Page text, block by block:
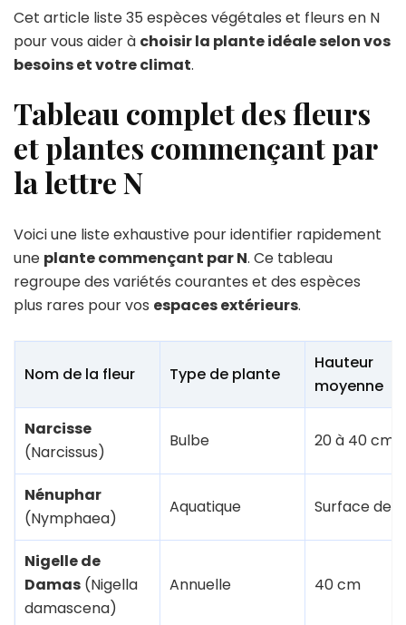
Cet article liste 35 espèces végétales et fleurs en N
pour vous aider à choisir la plante idéale selon vos
besoins et votre climat.
Tableau complet des fleurs
et plantes commençant par
la lettre N
Voici une liste exhaustive pour identifier rapidement
une plante commençant par N. Ce tableau
regroupe des variétés courantes et des espèces
plus rares pour vos espaces extérieurs.
Nom de la fleur Type de plante
Hauteur
moyenne
Narcisse
(Narcissus)
Bulbe 20 à 40 cm
Nénuphar
(Nymphaea)
Aquatique Surface de
Nigelle de
Damas (Nigella
damascena)
Annuelle 40 cm